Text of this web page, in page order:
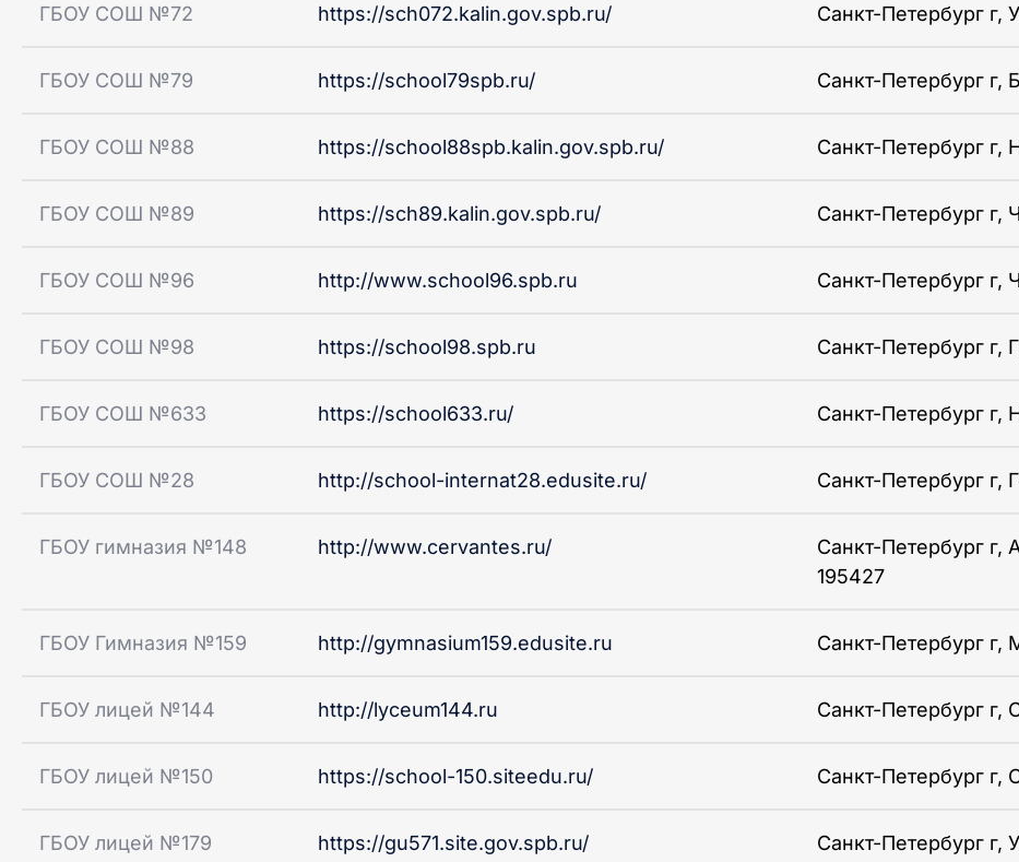
ГБОУ СОШ №72 https://sch072.kalin.gov.spb.ru/ Санкт-Петербург г,
ГБОУ СОШ №79 https://school79spb.ru/ Санкт-Петербург г,
ГБОУ СОШ №88 https://school88spb.kalin.gov.spb.ru/ Санкт-Петербург г,
ГБОУ СОШ №89 https://sch89.kalin.gov.spb.ru/ Санкт-Петербург г,
ГБОУ СОШ №96 http://www.school96.spb.ru Санкт-Петербург г,
ГБОУ СОШ №98 https://school98.spb.ru Санкт-Петербург г,
ГБОУ СОШ №633 https://school633.ru/ Санкт-Петербург г,
ГБОУ СОШ №28 http://school-internat28.edusite.ru/ Санкт-Петербург г,
ГБОУ гимназия №148 http://www.cervantes.ru/
Санкт-Петербург г,
195427
ГБОУ Гимназия №159 http://gymnasium159.edusite.ru Санкт-Петербург г,
ГБОУ лицей №144 http://lyceum144.ru Санкт-Петербург г,
ГБОУ лицей №150 https://school-150.siteedu.ru/ Санкт-Петербург г,
ГБОУ лицей №179 https://gu571.site.gov.spb.ru/ Санкт-Петербург г,